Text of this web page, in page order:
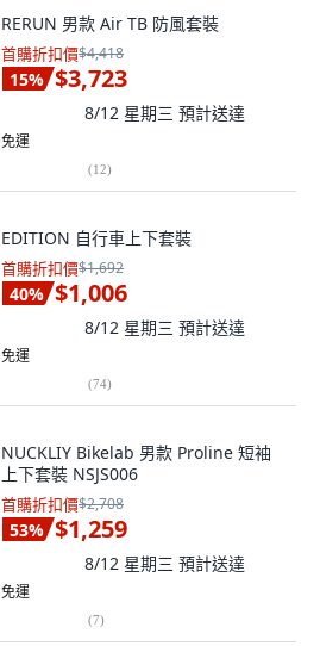
RERUN 男款 Air TB 防風套裝
首購折扣價$4,418
15% $3,723
8/12 星期三 預計送達
免運
(12)
EDITION 自行車上下套裝
首購折扣價$1,692
40% $1,006
8/12 星期三 預計送達
免運
(74)
NUCKLIY Bikelab 男款 Proline 短袖
上下套裝 NSJS006
首購折扣價$2,708
53% $1,259
8/12 星期三 預計送達
免運
(7)